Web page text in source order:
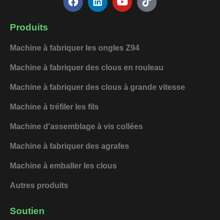
a
o
k
i
d
n
o
b
i
Produits
Machine à fabriquer les ongles Z94
Machine à fabriquer des clous en rouleau
Machine à fabriquer des clous à grande vitesse
Machine à tréfiler les fils
Machine d'assemblage à vis collées
Machine à fabriquer des agrafes
Machine à emballer les clous
Autres produits
Soutien